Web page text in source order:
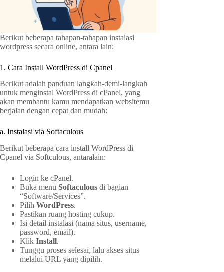
Berikut beberapa tahapan-tahapan instalasi
wordpress secara online, antara lain:
1. Cara Install WordPress di Cpanel
Berikut adalah panduan langkah-demi-langkah
untuk menginstal WordPress di cPanel, yang
akan membantu kamu mendapatkan websitemu
berjalan dengan cepat dan mudah:
a. Instalasi via Softaculous
Berikut beberapa cara install WordPress di
Cpanel via Softculous, antaralain:
Login ke cPanel.
Buka menu Softaculous di bagian
“Software/Services”.
Pilih WordPress.
Pastikan ruang hosting cukup.
Isi detail instalasi (nama situs, username,
password, email).
Klik Install.
Tunggu proses selesai, lalu akses situs
melalui URL yang dipilih.